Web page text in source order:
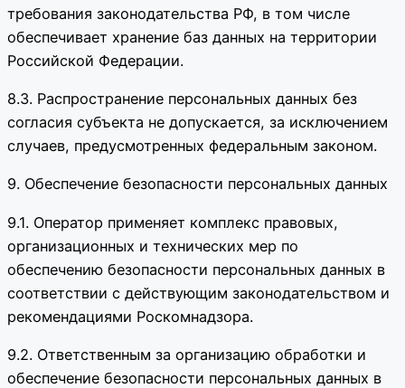
требования законодательства РФ, в том числе
обеспечивает хранение баз данных на территории
Российской Федерации.
8.3. Распространение персональных данных без
согласия субъекта не допускается, за исключением
случаев, предусмотренных федеральным законом.
9. Обеспечение безопасности персональных данных
9.1. Оператор применяет комплекс правовых,
организационных и технических мер по
обеспечению безопасности персональных данных в
соответствии с действующим законодательством и
рекомендациями Роскомнадзора.
9.2. Ответственным за организацию обработки и
обеспечение безопасности персональных данных в